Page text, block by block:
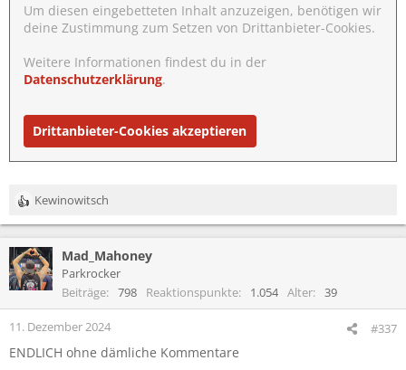
Um diesen eingebetteten Inhalt anzuzeigen, benötigen wir
deine Zustimmung zum Setzen von Drittanbieter-Cookies.
Weitere Informationen findest du in der
Datenschutzerklärung.
Drittanbieter-Cookies akzeptieren
R
e
k
t
i
n
n
Kewinowitsch
Mad_Mahoney
Parkrocker
Beiträge
798 Reaktionspunkte 1.054 Alter 39
11. Dezember 2024 #337
ENDLICH ohne dämliche Kommentare